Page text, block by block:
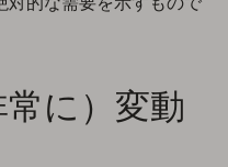
に）変動